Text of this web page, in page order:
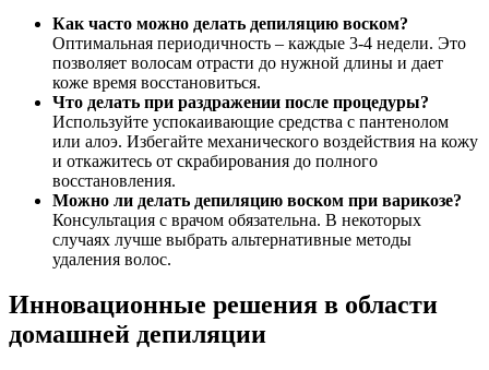
Как часто можно делать депиляцию воском?
Оптимальная периодичность – каждые 3-4 недели. Это
позволяет волосам отрасти до нужной длины и дает
коже время восстановиться.
Что делать при раздражении после процедуры?
Используйте успокаивающие средства с пантенолом
или алоэ. Избегайте механического воздействия на кожу
и откажитесь от скрабирования до полного
восстановления.
Можно ли делать депиляцию воском при варикозе?
Консультация с врачом обязательна. В некоторых
случаях лучше выбрать альтернативные методы
удаления волос.
Инновационные решения в области
домашней депиляции